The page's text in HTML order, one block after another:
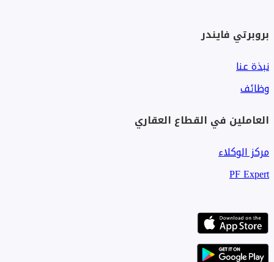
بروبرتي فايندر
نبذة عنا
وظائف
العاملين في القطاع العقاري
مركز الوكلاء
PF Expert